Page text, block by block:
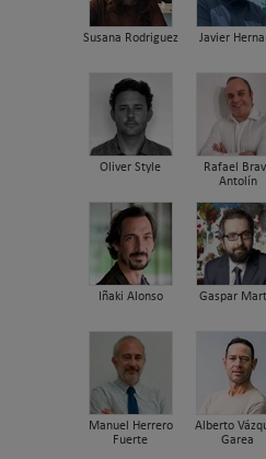
Susana Rodriguez Javier
Oliver Style
Rafael
Antolín
Iñaki Alonso Gaspar
Manuel Herrero
Fuerte
Alberto
Garea